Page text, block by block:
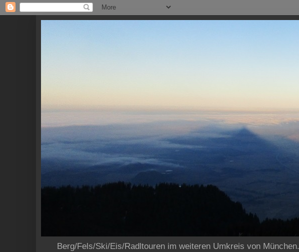
Berg/Fels/Ski/Eis/Radltouren im weiteren Umkreis von München.